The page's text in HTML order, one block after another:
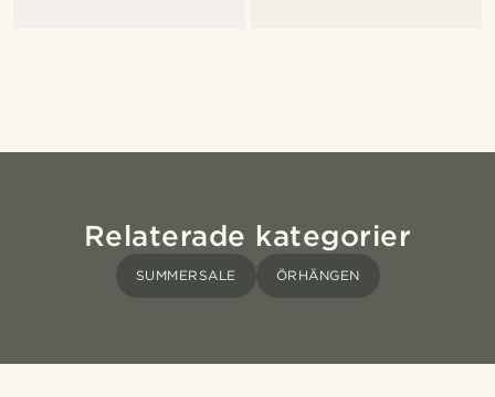
Relaterade kategorier
SUMMERSALE ÖRHÄNGEN